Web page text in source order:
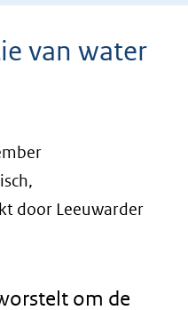
van water
door Leeuwarder
om de